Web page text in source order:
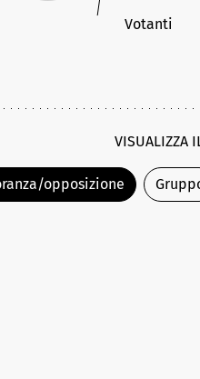
Votanti
VISUALIZZA
opposizione